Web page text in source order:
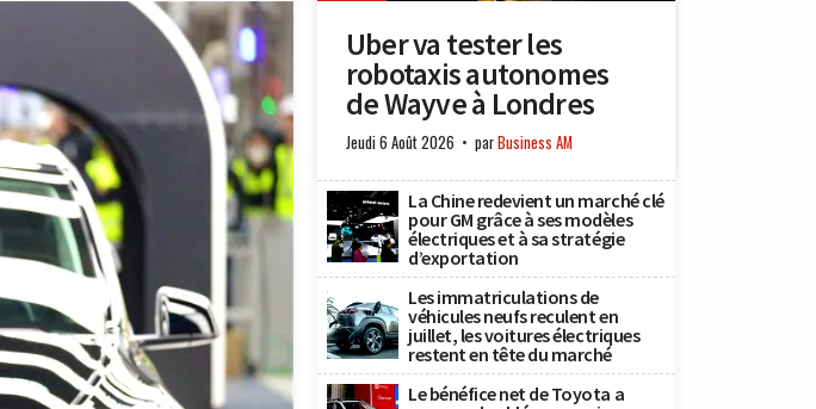
Uber va tester les
robotaxis autonomes
de Wayve à Londres
Jeudi 6 Août 2026 parBusiness AM
La Chine redevient un marché clé
pour GM grâce à ses modèles
électriques et à sa stratégie
d’exportation
Les immatriculations de
véhicules neufs reculent en
juillet, les voitures électriques
restent en tête du marché
Le bénéfice net de Toyota a